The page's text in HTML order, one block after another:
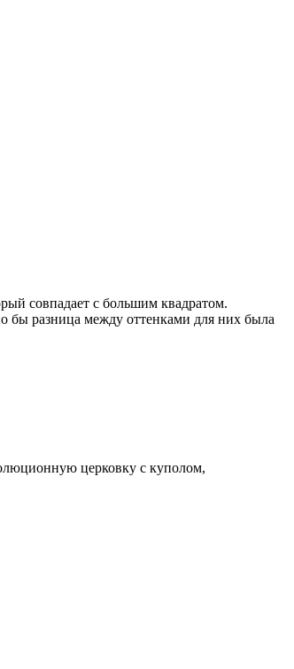
совпадает с большим квадратом.
разница между оттенками для них была
церковку с куполом,